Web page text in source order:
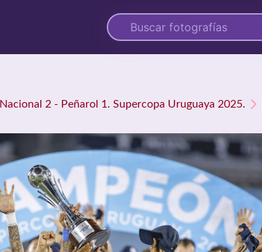
Nacional 2 - Peñarol 1. Supercopa Uruguaya 2025.